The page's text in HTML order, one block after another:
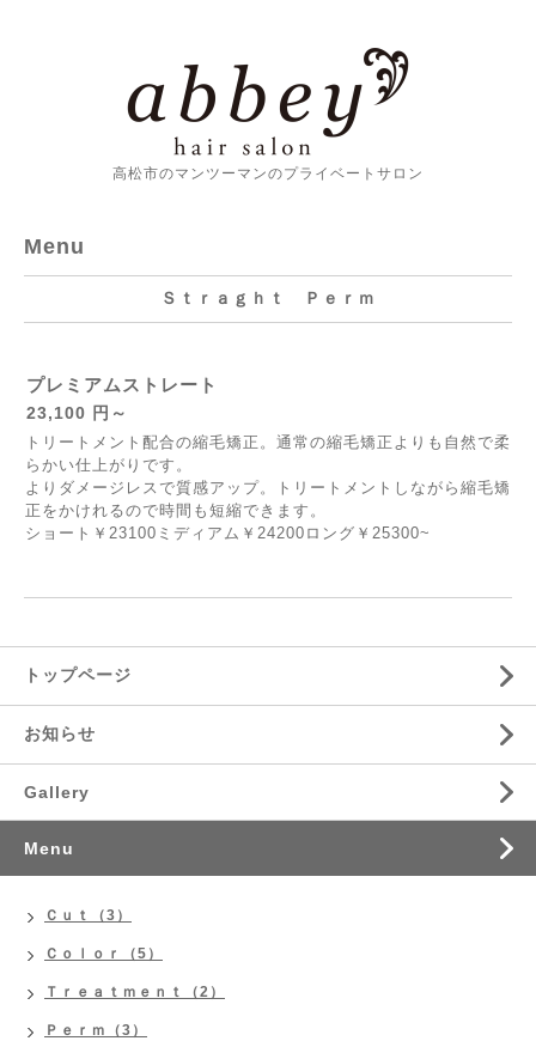
高松市のマンツーマンのプライベートサロン
Menu
Ｓｔｒａｇｈｔ Ｐｅｒｍ
プレミアムストレート
23,100 円～
トリートメント配合の縮毛矯正。通常の縮毛矯正よりも自然で柔
らかい仕上がりです。
よりダメージレスで質感アップ。トリートメントしながら縮毛矯
正をかけれるので時間も短縮できます。
ショート￥23100ミディアム￥24200ロング￥25300~
トップページ
お知らせ
Gallery
Menu
Ｃｕｔ（3）
Ｃｏｌｏｒ（5）
Ｔｒｅａｔｍｅｎｔ（2）
Ｐｅｒｍ（3）